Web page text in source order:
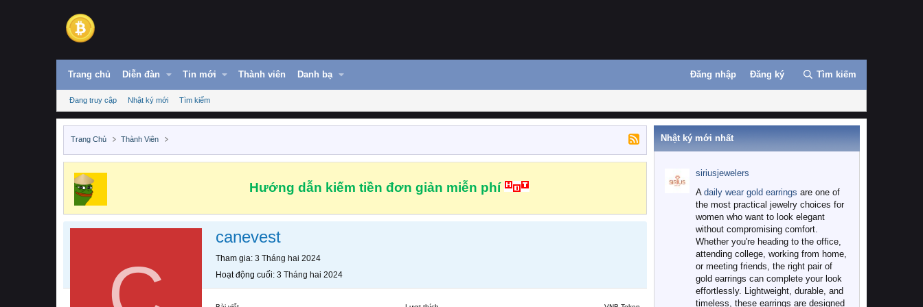
Trang chủ Diễn đàn Tin mới Thành viên Danh bạ Đăng nhập Đăng ký Tìm kiếm
Đang truy cập Nhật ký mới Tìm kiếm
Trang Chủ Thành Viên
Hướng dẫn kiếm tiền đơn giản miễn phí
canevest
Tham gia 3 Tháng hai 2024
Hoạt động cuối 3 Tháng hai 2024
Nhật ký mới nhất
siriusjewelers
A daily wear gold earrings are one of
the most practical jewelry choices for
women who want to look elegant
without compromising comfort.
Whether you're heading to the office,
attending college, working from home,
or meeting friends, the right pair of
gold earrings can complete your look
effortlessly. Lightweight, durable, and
timeless, these earrings are designed